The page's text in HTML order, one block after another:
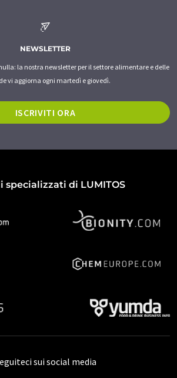
NEWSLETTER
la nostra newsletter per il settore alimentare e delle
vi aggiorna ogni martedì e giovedì.
ISCRIVITI ORA
specializzati di LUMITOS
sui social media